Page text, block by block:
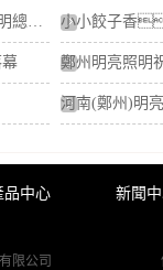
考察學習，賦能交流——明亮照明總經理荊明慧蓄勢賦能進行時
河南(鄭州)明
品中心 新聞
限公司